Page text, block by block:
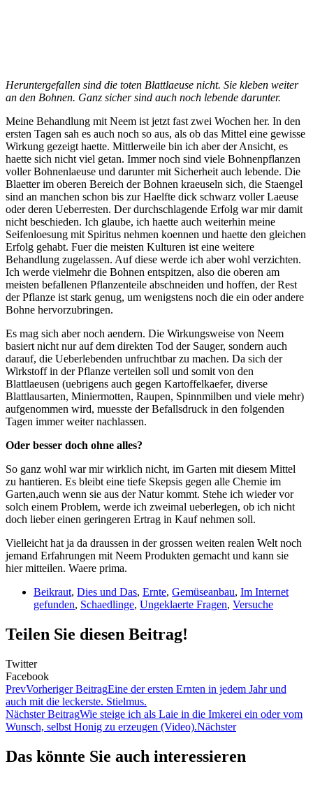
Heruntergefallen sind die toten Blattlaeuse nicht. Sie kleben weiter
an den Bohnen. Ganz sicher sind auch noch lebende darunter.
Meine Behandlung mit Neem ist jetzt fast zwei Wochen her. In den
ersten Tagen sah es auch noch so aus, als ob das Mittel eine gewisse
Wirkung gezeigt haette. Mittlerweile bin ich aber der Ansicht, es
haette sich nicht viel getan. Immer noch sind viele Bohnenpflanzen
voller Bohnenlaeuse und darunter mit Sicherheit auch lebende. Die
Blaetter im oberen Bereich der Bohnen kraeuseln sich, die Staengel
sind an manchen schon bis zur Haelfte dick schwarz voller Laeuse
oder deren Ueberresten. Der durchschlagende Erfolg war mir damit
nicht beschieden. Ich glaube, ich haette auch weiterhin meine
Seifenloesung mit Spiritus nehmen koennen und haette den gleichen
Erfolg gehabt. Fuer die meisten Kulturen ist eine weitere
Behandlung zugelassen. Auf diese werde ich aber wohl verzichten.
Ich werde vielmehr die Bohnen entspitzen, also die oberen am
meisten befallenen Pflanzenteile abschneiden und hoffen, der Rest
der Pflanze ist stark genug, um wenigstens noch die ein oder andere
Bohne hervorzubringen.
Es mag sich aber noch aendern. Die Wirkungsweise von Neem
basiert nicht nur auf dem direkten Tod der Sauger, sondern auch
darauf, die Ueberlebenden unfruchtbar zu machen. Da sich der
Wirkstoff in der Pflanze verteilen soll und somit von den
Blattlaeusen (uebrigens auch gegen Kartoffelkaefer, diverse
Blattlausarten, Miniermotten, Raupen, Spinnmilben und viele mehr)
aufgenommen wird, muesste der Befallsdruck in den folgenden
Tagen immer weiter nachlassen.
Oder besser doch ohne alles?
So ganz wohl war mir wirklich nicht, im Garten mit diesem Mittel
zu hantieren. Es bleibt eine tiefe Skepsis gegen alle Chemie im
Garten,auch wenn sie aus der Natur kommt. Stehe ich wieder vor
solch einem Problem, werde ich zweimal ueberlegen, ob ich nicht
doch lieber einen geringeren Ertrag in Kauf nehmen soll.
Vielleicht hat ja da draussen in der grossen weiten realen Welt noch
jemand Erfahrungen mit Neem Produkten gemacht und kann sie
hier mitteilen. Waere prima.
Beikraut, Dies und Das, Ernte, Gemüseanbau, Im Internet
gefunden, Schaedlinge, Ungeklaerte Fragen, Versuche
Teilen Sie diesen Beitrag!
Twitter
Facebook
PrevVorheriger BeitragEine der ersten Ernten in jedem Jahr und
auch mit die leckerste. Stielmus.
Nächster BeitragWie steige ich als Laie in die Imkerei ein oder vom
Wunsch, selbst Honig zu erzeugen (Video).Nächster
Das könnte Sie auch interessieren